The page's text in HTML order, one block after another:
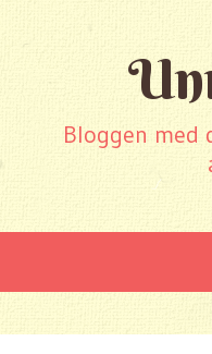
Bloggen med